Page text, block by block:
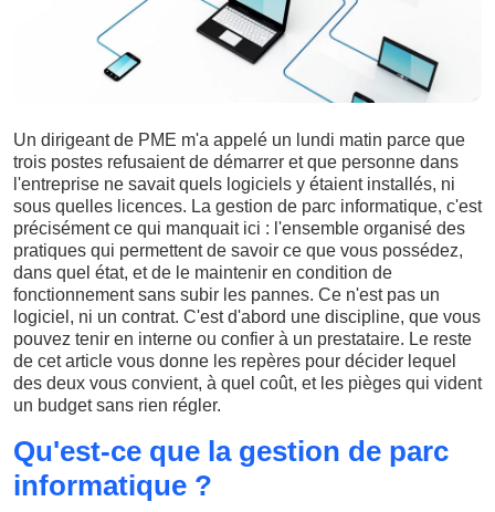
Un dirigeant de PME m'a appelé un lundi matin parce que
trois postes refusaient de démarrer et que personne dans
l'entreprise ne savait quels logiciels y étaient installés, ni
sous quelles licences. La gestion de parc informatique, c'est
précisément ce qui manquait ici : l'ensemble organisé des
pratiques qui permettent de savoir ce que vous possédez,
dans quel état, et de le maintenir en condition de
fonctionnement sans subir les pannes. Ce n'est pas un
logiciel, ni un contrat. C'est d'abord une discipline, que vous
pouvez tenir en interne ou confier à un prestataire. Le reste
de cet article vous donne les repères pour décider lequel
des deux vous convient, à quel coût, et les pièges qui vident
un budget sans rien régler.
Qu'est-ce que la gestion de parc
informatique ?